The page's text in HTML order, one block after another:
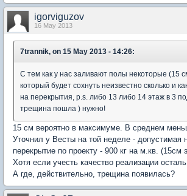
igorviguzov
16 May 2013
7trannik, on 15 May 2013 - 14:26:
С тем как у нас заливают полы некоторые (15
который будет сохнуть неизвестно сколько и
на перекрытия, p.s. либо 13 либо 14 этаж в 3
трещина пошла ) нужно!
15 см вероятно в максимуме. В среднем
Уточнил у Весты на той неделе - допустимая
перекрытие по проекту - 900 кг на м.кв. (15см
Хотя если учесть качество реализации
А где, действительно, трещина появилась?